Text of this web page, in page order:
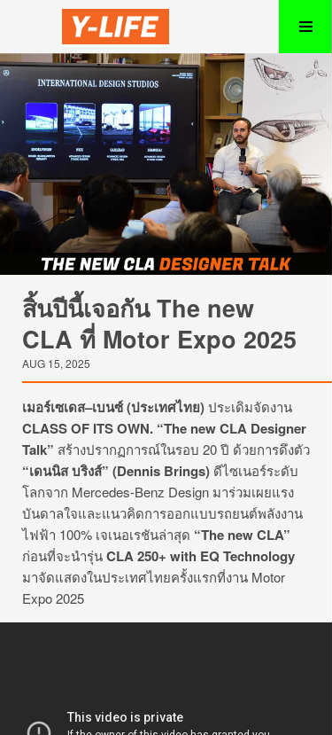
สิ้นปีนี้เจอกัน The new
CLA ที่ Motor Expo 2025
AUG 15, 2025
เมอร์เซเดส–เบนซ์(ประเทศไทย)ประเดิมจัดงาน
CLASS OF ITS OWN. “The new CLA Designer
Talk” สร้างปรากฏการณ์ในรอบ 20 ปี ด้วยการดึงตัว
“เดนนิส บริงส์” (Dennis Brings) ดีไซเนอร์ระดับ
โลกจาก Mercedes-Benz Design มาร่วมเผยแรง
บันดาลใจและแนวคิดการออกแบบรถยนต์พลังงาน
ไฟฟ้า 100% เจเนอเรชันล่าสุด “The new CLA”
ก่อนที่จะนำรุ่นCLA 250+ with EQ Technology
มาจัดแสดงในประเทศไทยครั้งแรกที่งาน Motor
Expo 2025